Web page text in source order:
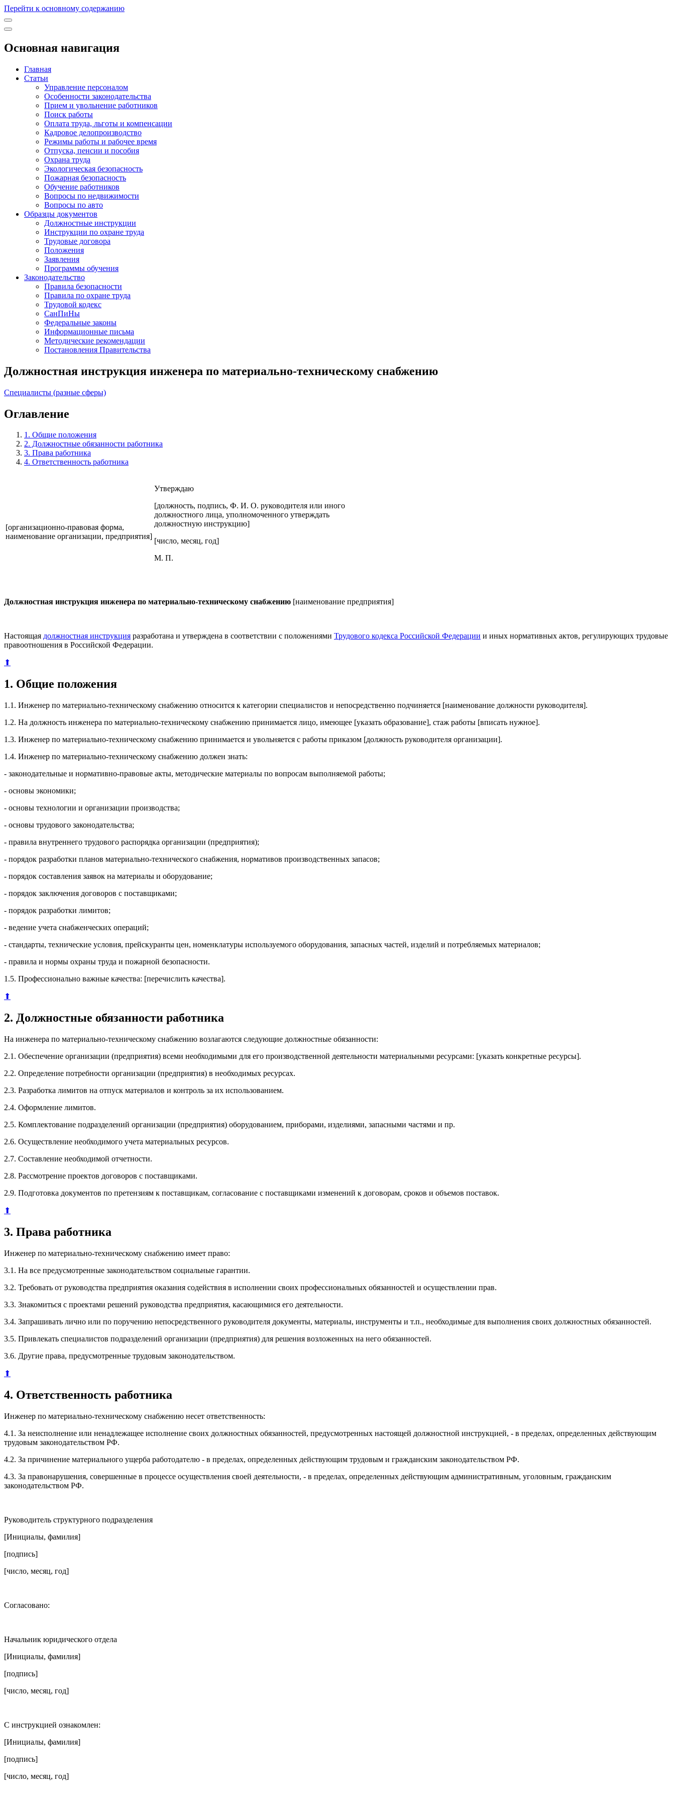
Перейти к основному содержанию
Основная навигация
Главная
Статьи
Управление персоналом
Особенности законодательства
Прием и увольнение работников
Поиск работы
Оплата труда, льготы и компенсации
Кадровое делопроизводство
Режимы работы и рабочее время
Отпуска, пенсии и пособия
Охрана труда
Экологическая безопасность
Пожарная безопасность
Обучение работников
Вопросы по недвижимости
Вопросы по авто
Образцы документов
Должностные инструкции
Инструкции по охране труда
Трудовые договора
Положения
Заявления
Программы обучения
Законодательство
Правила безопасности
Правила по охране труда
Трудовой кодекс
СанПиНы
Федеральные законы
Информационные письма
Методические рекомендации
Постановления Правительства
Должностная инструкция инженера по материально-техническому снабжению
Специалисты (разные сферы)
Оглавление
1. Общие положения
2. Должностные обязанности работника
3. Права работника
4. Ответственность работника
[организационно-правовая форма,
наименование организации, предприятия]
Утверждаю
[должность, подпись, Ф. И. О. руководителя или иного
должностного лица, уполномоченного утверждать
должностную инструкцию]
[число, месяц, год]
М. П.
Должностная инструкция инженера по материально-техническому снабжению [наименование предприятия]
Настоящая должностная инструкция разработана и утверждена в соответствии с положениями Трудового кодекса Российской Федерации и иных нормативных актов, регулирующих трудовые
правоотношения в Российской Федерации.
⬆
1. Общие положения
1.1. Инженер по материально-техническому снабжению относится к категории специалистов и непосредственно подчиняется [наименование должности руководителя].
1.2. На должность инженера по материально-техническому снабжению принимается лицо, имеющее [указать образование], стаж работы [вписать нужное].
1.3. Инженер по материально-техническому снабжению принимается и увольняется с работы приказом [должность руководителя организации].
1.4. Инженер по материально-техническому снабжению должен знать:
- законодательные и нормативно-правовые акты, методические материалы по вопросам выполняемой работы;
- основы экономики;
- основы технологии и организации производства;
- основы трудового законодательства;
- правила внутреннего трудового распорядка организации (предприятия);
- порядок разработки планов материально-технического снабжения, нормативов производственных запасов;
- порядок составления заявок на материалы и оборудование;
- порядок заключения договоров с поставщиками;
- порядок разработки лимитов;
- ведение учета снабженческих операций;
- стандарты, технические условия, прейскуранты цен, номенклатуры используемого оборудования, запасных частей, изделий и потребляемых материалов;
- правила и нормы охраны труда и пожарной безопасности.
1.5. Профессионально важные качества: [перечислить качества].
⬆
2. Должностные обязанности работника
На инженера по материально-техническому снабжению возлагаются следующие должностные обязанности:
2.1. Обеспечение организации (предприятия) всеми необходимыми для его производственной деятельности материальными ресурсами: [указать конкретные ресурсы].
2.2. Определение потребности организации (предприятия) в необходимых ресурсах.
2.3. Разработка лимитов на отпуск материалов и контроль за их использованием.
2.4. Оформление лимитов.
2.5. Комплектование подразделений организации (предприятия) оборудованием, приборами, изделиями, запасными частями и пр.
2.6. Осуществление необходимого учета материальных ресурсов.
2.7. Составление необходимой отчетности.
2.8. Рассмотрение проектов договоров с поставщиками.
2.9. Подготовка документов по претензиям к поставщикам, согласование с поставщиками изменений к договорам, сроков и объемов поставок.
⬆
3. Права работника
Инженер по материально-техническому снабжению имеет право:
3.1. На все предусмотренные законодательством социальные гарантии.
3.2. Требовать от руководства предприятия оказания содействия в исполнении своих профессиональных обязанностей и осуществлении прав.
3.3. Знакомиться с проектами решений руководства предприятия, касающимися его деятельности.
3.4. Запрашивать лично или по поручению непосредственного руководителя документы, материалы, инструменты и т.п., необходимые для выполнения своих должностных обязанностей.
3.5. Привлекать специалистов подразделений организации (предприятия) для решения возложенных на него обязанностей.
3.6. Другие права, предусмотренные трудовым законодательством.
⬆
4. Ответственность работника
Инженер по материально-техническому снабжению несет ответственность:
4.1. За неисполнение или ненадлежащее исполнение своих должностных обязанностей, предусмотренных настоящей должностной инструкцией, - в пределах, определенных действующим
трудовым законодательством РФ.
4.2. За причинение материального ущерба работодателю - в пределах, определенных действующим трудовым и гражданским законодательством РФ.
4.3. За правонарушения, совершенные в процессе осуществления своей деятельности, - в пределах, определенных действующим административным, уголовным, гражданским
законодательством РФ.
Руководитель структурного подразделения
[Инициалы, фамилия]
[подпись]
[число, месяц, год]
Согласовано:
Начальник юридического отдела
[Инициалы, фамилия]
[подпись]
[число, месяц, год]
С инструкцией ознакомлен:
[Инициалы, фамилия]
[подпись]
[число, месяц, год]